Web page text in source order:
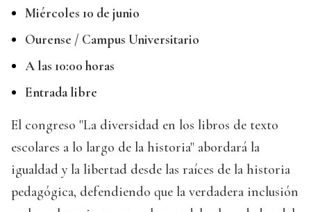
Miércoles 10 de junio
Ourense / Campus Universitario
A las 10:00 horas
Entrada libre
El congreso "La diversidad en los libros de texto
escolares a lo largo de la historia" abordará la
igualdad y la libertad desde las raíces de la historia
pedagógica, defendiendo que la verdadera inclusión